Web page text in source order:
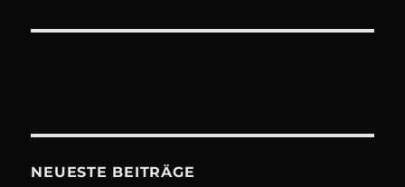
NEUESTE BEITRÄGE